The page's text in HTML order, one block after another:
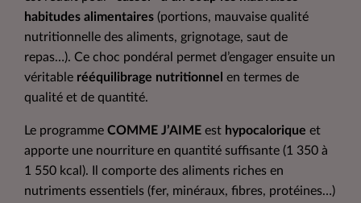
habitudes alimentaires (portions, mauvaise qualité
nutritionnelle des aliments, grignotage, saut de
repas…). Ce choc pondéral permet d’engager ensuite un
véritable rééquilibrage nutritionnel en termes de
qualité et de quantité.
Le programme COMME J’AIME est hypocalorique et
apporte une nourriture en quantité suffisante (1 350 à
1 550 kcal). Il comporte des aliments riches en
nutriments essentiels (fer, minéraux, fibres, protéines…)